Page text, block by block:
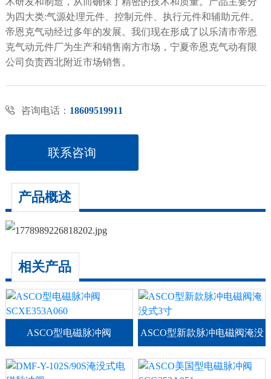
为四大类:气源处理元件、控制元件、执行元件和辅助元件。
帝恩克气动经过多年的发展。我们现在形成了以乐清市帝恩
克气动元件厂为生产和销售南方市场，宁夏帝恩克气动有限
公司负责西北附近市场销售。
 咨询电话： 18609519911
联系咨询
产品概述
相关产品
ASCO型新款脉冲电磁阀淹没
式3寸
ASCO型电磁脉冲阀
SCXE353A060